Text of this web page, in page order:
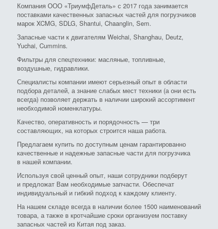
Компания ООО «ТриумфДеталь» с 2017 года занимается
поставками качественных запасных частей для погрузчиков
марок XCMG, SDLG, Shantui, Chaanglin, Sem.
Запасные части к двигателям Weichai, Shanghau, Deutz,
Yuchai, Cummins.
Фильтры для спецтехники: масляные, топливные,
воздушные, гидравлики.
Специалисты компании имеют серьезный опыт в области
подбора деталей, а знание слабых мест техники (а они есть
всегда) позволяет держать в наличии широкий ассортимент
необходимой номенклатуры.
Качество, оперативность и порядочность — три
составляющих, на которых строится наша работа.
Предлагаем купить по доступным ценам гарантированно
качественные и надежные запасные части для погрузчика
в нашей компании.
Используя свой ценный опыт, наши сотрудники подберут
и предложат Вам необходимые запчасти. Обеспечат
индивидуальный и гибкий подход к каждому клиенту.
На нашем складе всегда в наличии более 1500 наименований
товара, а также в кротчайшие сроки организуем поставку
запасных частей из Китая под заказ.